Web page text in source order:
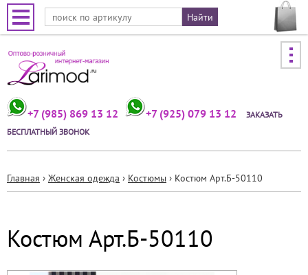
Jump to navigation
+7 (985) 869 13 12 +7 (925) 079 13 12
ЗАКАЗАТЬ
БЕСПЛАТНЫЙ ЗВОНОК
здесь
Главная › Женская одежда › Костюмы › Костюм Арт.Б-50110
Костюм Арт.Б-50110